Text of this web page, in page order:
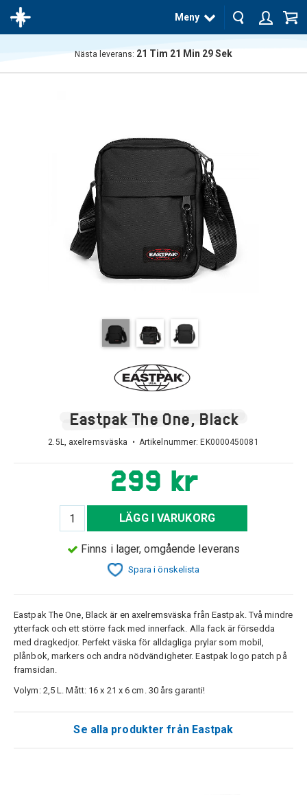
Meny
Nästa leverans: 21 Tim 21 Min 29Sek
Eastpak The One, Black
2.5L, axelremsväska • Artikelnummer: EK0000450081
299 kr
LÄGG I VARUKORG
Finns i lager, omgående leverans
Spara i önskelista
Eastpak The One, Black är en axelremsväska från Eastpak. Två mindre
ytterfack och ett större fack med innerfack. Alla fack är försedda
med dragkedjor. Perfekt väska för alldagliga prylar som mobil,
plånbok, markers och andra nödvändigheter. Eastpak logo patch på
framsidan.
Volym: 2,5 L. Mått: 16 x 21 x 6 cm. 30 års garanti!
Se alla produkter från Eastpak